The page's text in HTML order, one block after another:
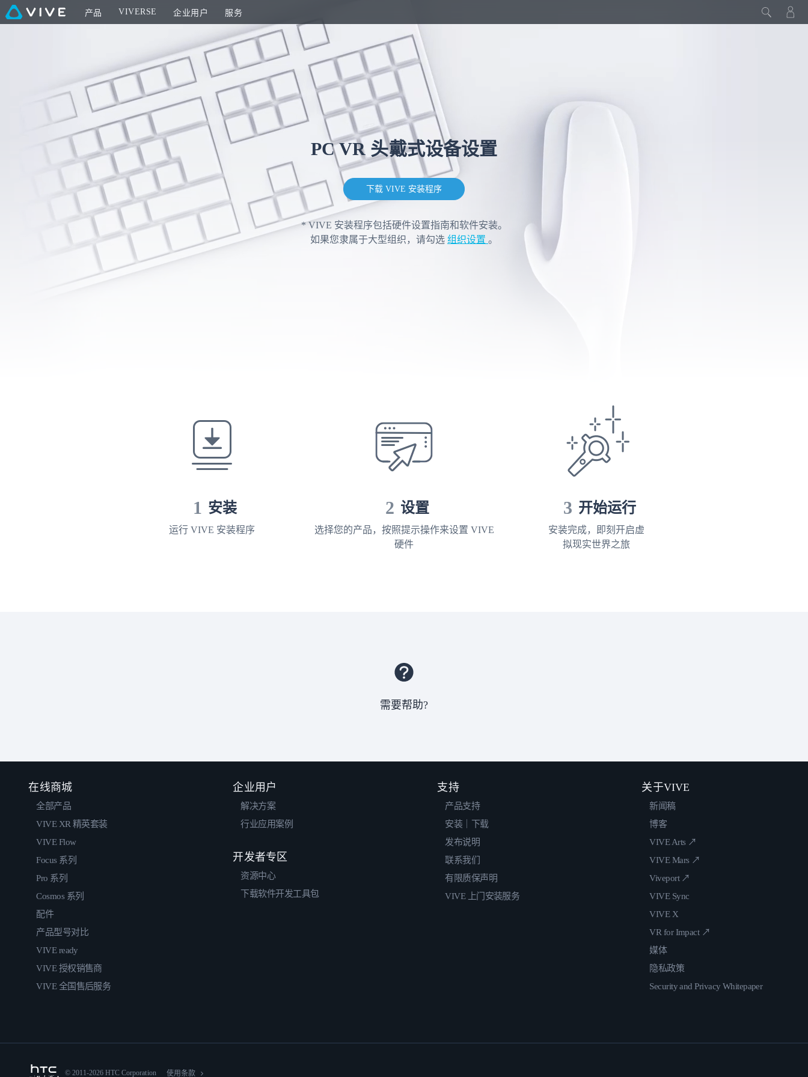
PC
产品 VIVERSE 企业用户 服务
PC VR 头戴式设备设置
下载 VIVE 安装程序
* VIVE 安装程序包括硬件设置指南和软件安装。
如果您隶属于大型组织，请勾选 组织设置 。
1 安装
运行 VIVE 安装程序
2 设置
选择您的产品，按照提示操作来设置 VIVE
硬件
3 开始运行
安装完成，即刻开启虚
拟现实世界之旅
需要帮助?
在线商城
全部产品
VIVE XR 精英套装
VIVE Flow
Focus 系列
Pro 系列
Cosmos 系列
配件
产品型号对比
VIVE ready
VIVE 授权销售商
VIVE 全国售后服务
企业用户
解决方案
行业应用案例
开发者专区
资源中心
下载软件开发工具包
支持
产品支持
安装｜下载
发布说明
联系我们
有限质保声明
VIVE 上门安装服务
关于VIVE
新闻稿
博客
VIVE Arts ↗
VIVE Mars ↗
Viveport ↗
VIVE Sync
VIVE X
VR for Impact ↗
媒体
隐私政策
Security and Privacy Whitepaper
© 2011-2026 HTC Corporation 使用条款